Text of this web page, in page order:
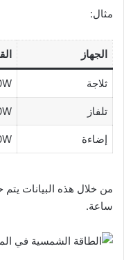
مثال:
الجهاز
ثلاجة
تلفاز
إضاءة
من خلال هذه البيانات
ساعة.